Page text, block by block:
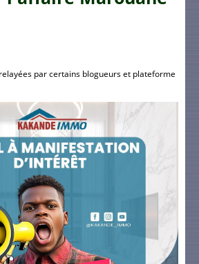
par certains blogueurs et plateforme